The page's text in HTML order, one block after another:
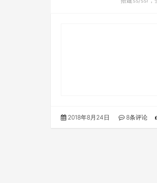
2018年8月24日 8条评论